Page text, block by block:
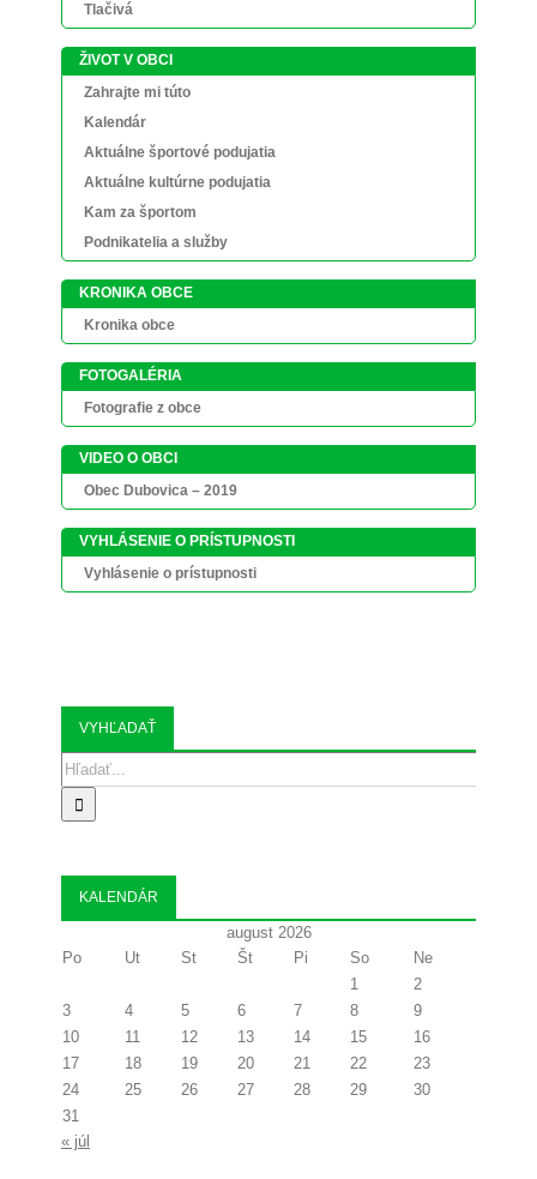
Tlačivá
ŽIVOT V OBCI
Zahrajte mi túto
Kalendár
Aktuálne športové podujatia
Aktuálne kultúrne podujatia
Kam za športom
Podnikatelia a služby
KRONIKA OBCE
Kronika obce
FOTOGALÉRIA
Fotografie z obce
VIDEO O OBCI
Obec Dubovica – 2019
VYHLÁSENIE O PRÍSTUPNOSTI
Vyhlásenie o prístupnosti
VYHĽADAŤ
Search
for:
KALENDÁR
august 2026
Po
Ut St Št Pi So
Ne
1
2
3
4 5 6 7 8
9
10
11 12 13 14 15
16
17
18 19 20 21 22
23
24
25 26 27 28 29
30
31
« júl